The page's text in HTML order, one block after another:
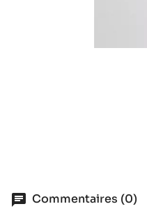
Commentaires (0)